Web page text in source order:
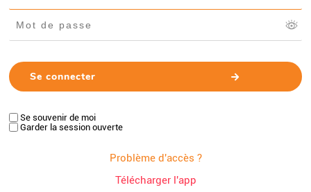
Se souvenir de moi
Garder la session ouverte
Problème d'accès ?
Télécharger l'app